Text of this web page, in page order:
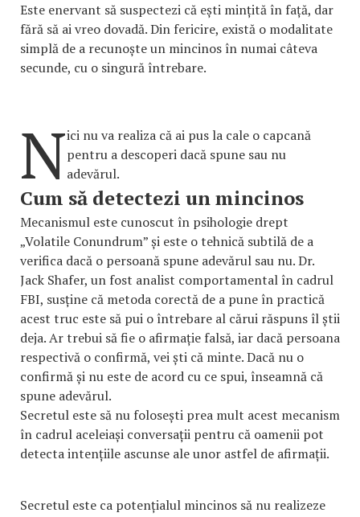
Este enervant să suspectezi că ești mințită în față, dar
fără să ai vreo dovadă. Din fericire, există o modalitate
simplă de a recunoște un mincinos în numai câteva
secunde, cu o singură întrebare.
Nici nu va realiza că ai pus la cale o capcană
pentru a descoperi dacă spune sau nu
adevărul.
Cum să detectezi un mincinos
Mecanismul este cunoscut în psihologie drept
„Volatile Conundrum” și este o tehnică subtilă de a
verifica dacă o persoană spune adevărul sau nu. Dr.
Jack Shafer, un fost analist comportamental în cadrul
FBI, susține că metoda corectă de a pune în practică
acest truc este să pui o întrebare al cărui răspuns îl știi
deja. Ar trebui să fie o afirmație falsă, iar dacă persoana
respectivă o confirmă, vei ști că minte. Dacă nu o
confirmă și nu este de acord cu ce spui, înseamnă că
spune adevărul.
Secretul este să nu folosești prea mult acest mecanism
în cadrul aceleiași conversații pentru că oamenii pot
detecta intențiile ascunse ale unor astfel de afirmații.
Secretul este ca potențialul mincinos să nu realizeze